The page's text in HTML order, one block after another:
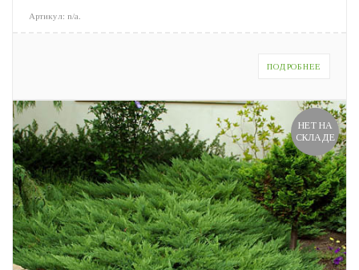
Артикул: n/a
ПОДРОБНЕЕ
НЕТ НА
СКЛАДЕ